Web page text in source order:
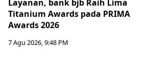
Layanan, bank bjb Raih Lima
Titanium Awards pada PRIMA
Awards 2026
7 Agu 2026, 9:48 PM